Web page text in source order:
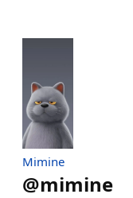
Mimine
@mimine